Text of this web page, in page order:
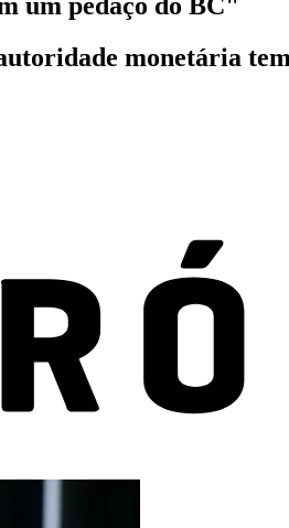
um pedaço do BC"
monetária